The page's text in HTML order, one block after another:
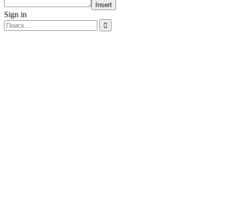
Insert
Sign in